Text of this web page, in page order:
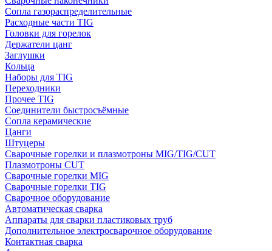
Сопла газораспределительные
Расходные части TIG
Головки для горелок
Держатели цанг
Заглушки
Кольца
Наборы для TIG
Переходники
Прочее TIG
Соединители быстросъёмные
Сопла керамические
Цанги
Штуцеры
Сварочные горелки и плазмотроны MIG/TIG/CUT
Плазмотроны CUT
Сварочные горелки MIG
Сварочные горелки TIG
Сварочное оборудование
Автоматическая сварка
Аппараты для сварки пластиковых труб
Дополнительное электросварочное оборудование
Контактная сварка